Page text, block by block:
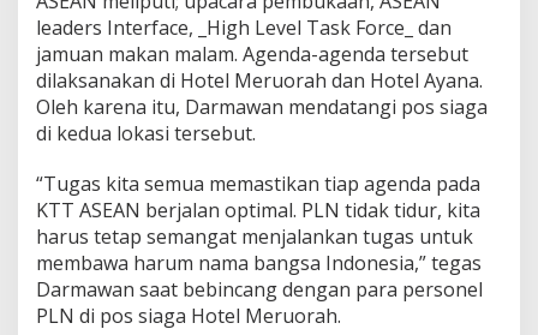
k
a
n
d
i
L
a
s
i
o
k
leaders Interface, _High Level Task Force_ dan
jamuan makan malam. Agenda-agenda tersebut
dilaksanakan di Hotel Meruorah dan Hotel Ayana.
Oleh karena itu, Darmawan mendatangi pos siaga
di kedua lokasi tersebut.
“Tugas kita semua memastikan tiap agenda pada
KTT ASEAN berjalan optimal. PLN tidak tidur, kita
harus tetap semangat menjalankan tugas untuk
membawa harum nama bangsa Indonesia,” tegas
Darmawan saat bebincang dengan para personel
PLN di pos siaga Hotel Meruorah.